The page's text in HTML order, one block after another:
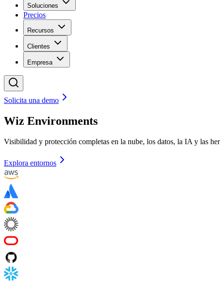
Soluciones
Precios
Recursos
Clientes
Empresa
Solicita una demo
Wiz Environments
Visibilidad y protección completas en la nube, los datos, la IA y las
Explora entornos